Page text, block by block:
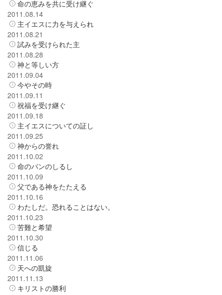
命の恵みを共に受け継ぐ
2011.08.14
主イエスに力を与えられ
2011.08.21
試みを受けられた主
2011.08.28
神と等しい方
2011.09.04
今やその時
2011.09.11
祝福を受け継ぐ
2011.09.18
主イエスについての証し
2011.09.25
神からの誉れ
2011.10.02
命のパンのしるし
2011.10.09
父である神をたたえる
2011.10.16
わたしだ。恐れることはない。
2011.10.23
苦難と希望
2011.10.30
信じる
2011.11.06
天への凱旋
2011.11.13
キリストの勝利